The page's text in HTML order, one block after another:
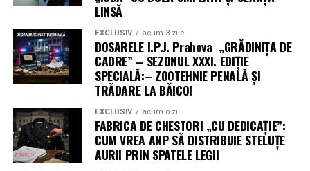
Încălcarea intimității:
Se referă la actul de a
exemplu, cineva care se uită pe geamul unui
dormitor la miezul nopții, fără consimțământ).
Aceasta este o formă de agresiune care încalcă
dreptul la viață privată și domiciliu.
Sens metaforic (administrativ):
termenul a fost folosit și pentru a descrie
curiozitatea bolnăvicioasă sau controlul intruziv al
unor șefi (cum ar fi „paranoia” menționată în cazul
LINSĂ
EXCLUSIV acum 3 zile
DOSARELE I.P.J. Prahova „GRĂDINIȚA DE
CADRE” – SEZONUL XXXI. EDIȚIE
SPECIALĂ:– ZOOTEHNIE PENALĂ ȘI
TRĂDARE LA BĂICOI
EXCLUSIV acum o zi
FABRICA DE CHESTORI „CU DEDICAȚIE”:
CUM VREA ANP SĂ DISTRIBUIE STELUȚE
AURII PRIN SPATELE LEGII